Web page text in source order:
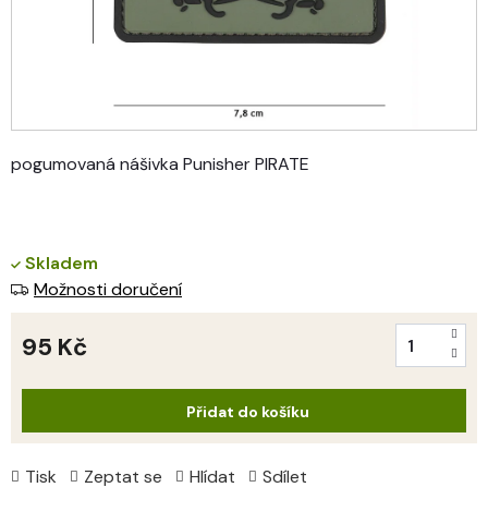
pogumovaná nášivka Punisher PIRATE
Tisk Zeptat se Hlídat Sdílet
Skladem
Možnosti doručení
95 Kč
Přidat do košíku